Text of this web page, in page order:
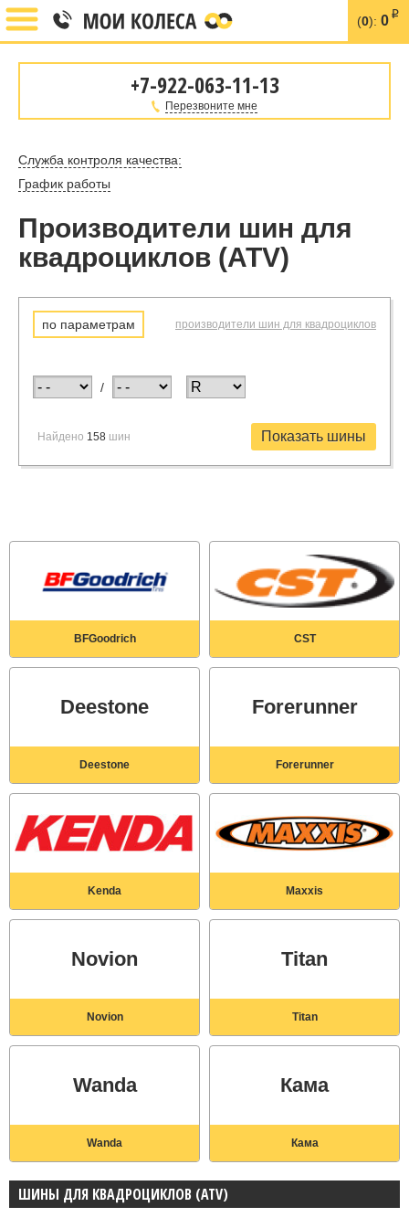
(0): 0 i
+7-922-063-11-13
Перезвоните мне
Служба контроля качества:
График работы
Производители шин для
квадроциклов (ATV)
производители шин для квадроциклов
по параметрам
/
Найдено 158 шин
BFGoodrich CST
Deestone
Deestone
Forerunner
Forerunner
Kenda Maxxis
Novion
Novion
Titan
Titan
Wanda
Wanda
Кама
Кама
ШИНЫ ДЛЯ КВАДРОЦИКЛОВ (ATV)